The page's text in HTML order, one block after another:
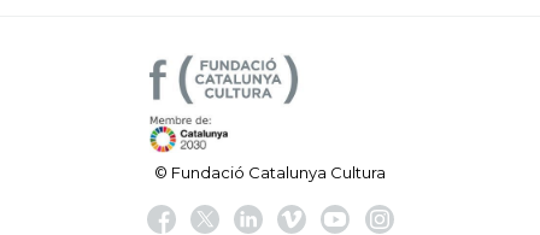
© Fundació Catalunya Cultura